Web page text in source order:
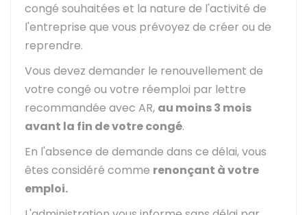
congé souhaitées et la nature de l'activité de
l'entreprise que vous prévoyez de créer ou de
reprendre.
Vous devez demander le renouvellement de
votre congé ou votre réemploi par lettre
recommandée avec AR, au moins 3 mois
avant la fin de votre congé.
En l'absence de demande dans ce délai, vous
êtes considéré comme renonçant à votre
emploi.